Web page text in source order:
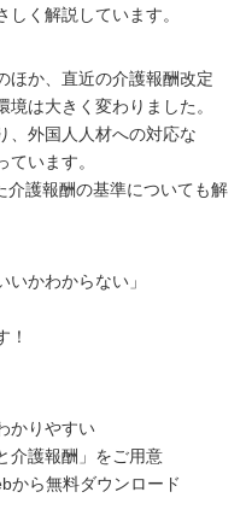
く解説しています。
ほか、直近の介護報酬改定
は大きく変わりました。
、外国人人材への対応な
います。
護報酬の基準についても解
いかわからない」
！
かりやすい
介護報酬」をご用意
から無料ダウンロード